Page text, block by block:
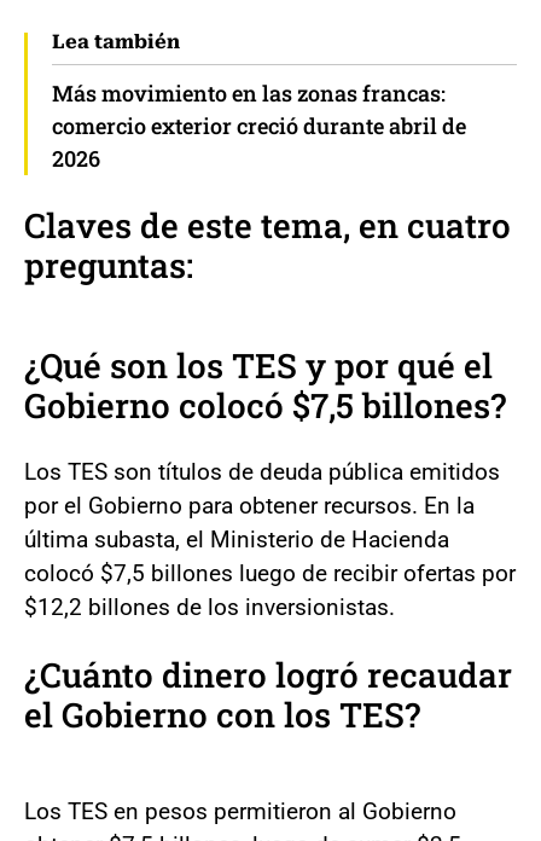
Lea también
Más movimiento en las zonas francas:
comercio exterior creció durante abril de
2026
Claves de este tema, en cuatro
preguntas:
¿Qué son los TES y por qué el
Gobierno colocó $7,5 billones?
Los TES son títulos de deuda pública emitidos
por el Gobierno para obtener recursos. En la
última subasta, el Ministerio de Hacienda
colocó $7,5 billones luego de recibir ofertas por
$12,2 billones de los inversionistas.
¿Cuánto dinero logró recaudar
el Gobierno con los TES?
Los TES en pesos permitieron al Gobierno